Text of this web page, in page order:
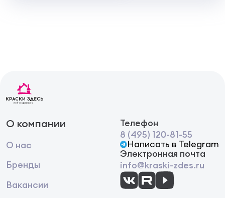
О компании
О нас
Бренды
Вакансии
Телефон
8 (495) 120-81-55
Написать в Telegram
Электронная почта
info@kraski-zdes.ru